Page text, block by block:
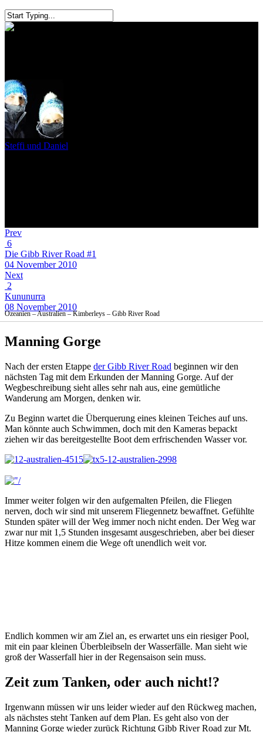
Steffi und Daniel
Prev
6
Die Gibb River Road #1
04 November 2010
Next
2
Kununurra
08 November 2010
Ozeanien – Australien – Kimberleys – Gibb River Road
Manning Gorge
Nach der ersten Etappe der Gibb River Road beginnen wir den
nächsten Tag mit dem Erkunden der Manning Gorge. Auf der
Wegbeschreibung sieht alles sehr nah aus, eine gemütliche
Wanderung am Morgen, denken wir.
Zu Beginn wartet die Überquerung eines kleinen Teiches auf uns.
Man könnte auch Schwimmen, doch mit den Kameras bepackt
ziehen wir das bereitgestellte Boot dem erfrischenden Wasser vor.
Immer weiter folgen wir den aufgemalten Pfeilen, die Fliegen
nerven, doch wir sind mit unserem Fliegennetz bewaffnet. Gefühlte
Stunden später will der Weg immer noch nicht enden. Der Weg war
zwar nur mit 1,5 Stunden insgesamt ausgeschrieben, aber bei dieser
Hitze kommen einem die Wege oft unendlich weit vor.
Endlich kommen wir am Ziel an, es erwartet uns ein riesiger Pool,
mit ein paar kleinen Überbleibseln der Wasserfälle. Man sieht wie
groß der Wasserfall hier in der Regensaison sein muss.
Zeit zum Tanken, oder auch nicht!?
Irgenwann müssen wir uns leider wieder auf den Rückweg machen,
als nächstes steht Tanken auf dem Plan. Es geht also von der
Manning Gorge wieder zurück Richtung Gibb River Road zur Mt.